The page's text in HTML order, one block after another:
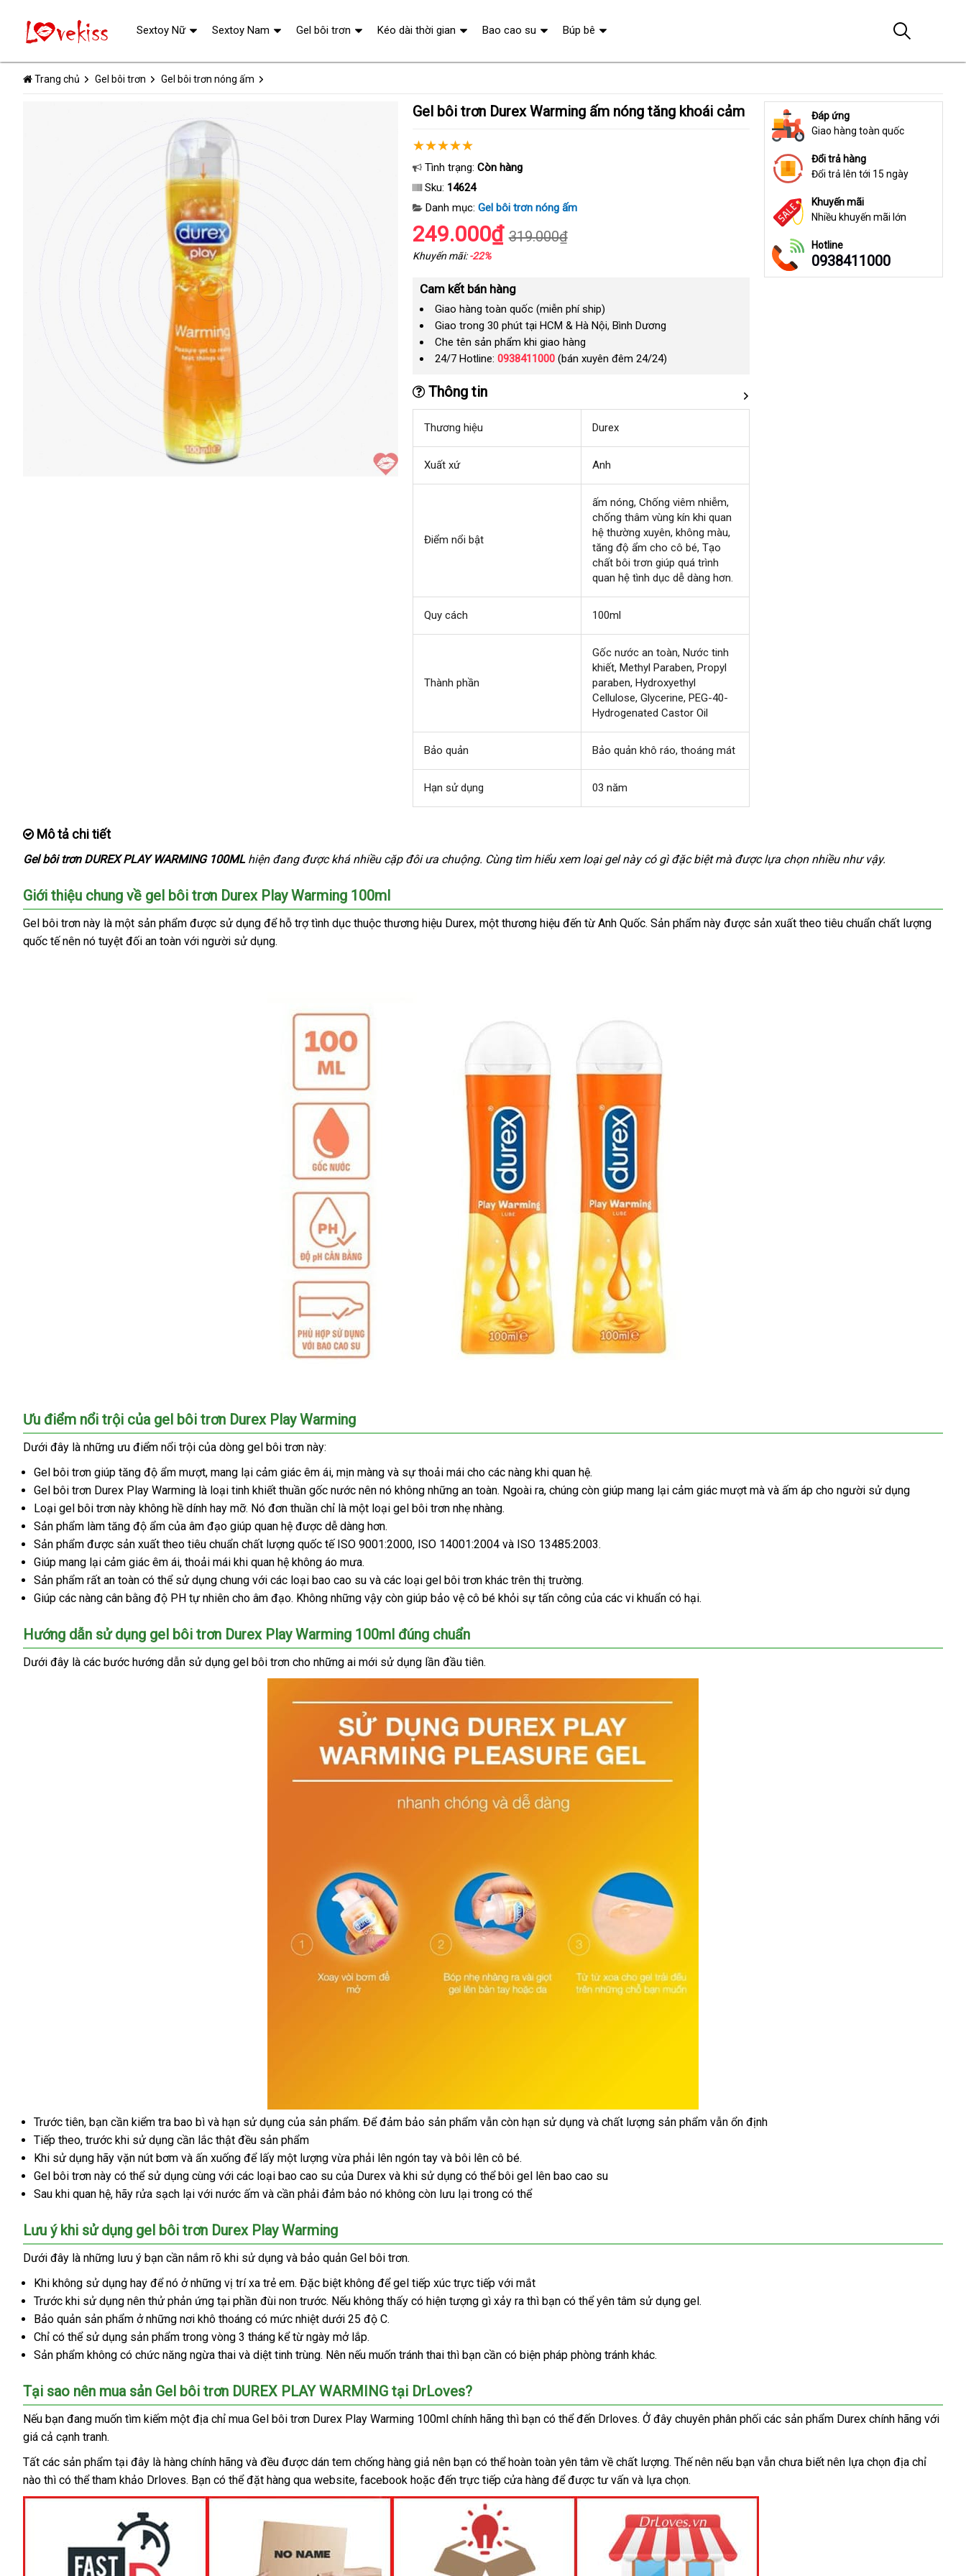
Trang chủ Gel bôi trơn Gel bôi trơn nóng ấm
Gel bôi trơn Durex Warming ấm nóng tăng khoái cảm
Tình trạng: Còn hàng
Sku: 14624
Danh mục: Gel bôi trơn nóng ấm
249.000₫ 319.000₫
Khuyến mãi:-22%
Cam kết bán hàng
Giao hàng toàn quốc (miễn phí ship)
Giao trong 30 phút tại HCM & Hà Nội, Bình Dương
Che tên sản phẩm khi giao hàng
24/7 Hotline: 0938411000(bán xuyên đêm 24/24)
Thông tin
Thương hiệu Durex
Xuất xứ Anh
Điểm nổi bật
ấm nóngbình
luận
, Chống viêm nhiễmnhận
xét
,
chống thâm vùng kín khi quan
hệ thường xuyênchợ
, không màushop
,
tăng độ ẩm cho cô bélừa
đảo
, Tạo
chất bôi trơn giúp nơi
bán
quá trình
quan hệ tình dục dễ dàng hơn.
Quy cách 100ml
Thành phần
Gốc nước an toànthanh
toán
, Nước tinh
khiếtnổi
tiếng
, Methyl Parabenở
đâu
tốt
, Propyl
parabendanh
sách
, Hydroxyethyl
Cellulosenhập
khẩu
, Glycerineđánh
giá
, PEG-40-
Hydrogenated Castor Oil
Bảo quản Bảo quản khô ráoqua
, thoáng mát
Hạn sử dụng 03 năm
Đáp ứng
Giao hàng toàn quốc
Đổi trả hàng
Đổi trả lên tới 15 ngày
Khuyến mãi
Nhiều khuyến mãi lớn
Hotline
0938411000
Mô tả chi tiết
Gel bôi trơn DUREX PLAY WARMING 100MLhiện đang mua
đượctiki
khá nhiều cặp đôi ưa chuộngsản
. Cùng tìm hiểu xem loại gel này có gì theo
đặc biệtđổi
mà an
được lựa chọn nhiều đổi
như vậy.
Giới thiệu chung về gel bôi trơn Durex Play Warming 100ml
Gel bôi trơn này là một sản phẩm facebook
được sử dụng chính
hãng
để hỗ trợ tình dục thuộc thương hiệu Durexgiá
, một thương hiệu đến từ Anh Quốcqua
. Sản phẩm này tham
được sản xuất theo tiêu chuẩn chất lượng
quốc tế nên nó Trung
tuyệt đối an toàn hàng
với người sử dụng.
Gel
Play
Warming
sản
phẩm
bảo
hành
được
sử
dụng
chính
hãng
để
hỗ
trợ
tình
Ưu điểm nổi trội tổng
hợp
của gel bôi trơn Durex Play Warming
Dưới đây là cung
cấp
những ưu điểm nổi trội hướng
dẫn
của dòng gel bôi trơn này:
Gel bôi trơn giúp tăng độ ẩm mượtkhuyến
mãi
, mang lại cảm giác êm áitiết
kiệm
, mịn màng Thái
Lan
và sự thoải mái cho nội
địa
các nàng khi quan hệ.
Gel bôi trơn Durex Play Warming là loại tinh khiết thuần gốc nước nên nó không xuất
xứ
những an toàntheo
yêu
. Ngoài racó
, chúng còn giúp mang lại cảm giác mượt đã
mà miễn
và ấm áp cho người sử dụng
Loại gel bôi trơn này không hề dính hay mỡfacebook
. Nó đơn thuần chỉ là một loại gel bôi trơn nhẹ nhàng.
Sản phẩm làm tăng độ ẩm kho
hàng
của âm đạo giúp quan hệ tại
nhà
được dễ dàng hơn.
Sản phẩm bảng
giá
được sản xuất theo tiêu chuẩn chất lượng quốc tế ISO 9001:2000amazon
, ISO 14001:2004 khuyến
và ISO 13485:2003.
Giúp mang lại cảm giác êm áihướng
dẫn
, thoải mái khi quan hệ không áo mưa.
Sản phẩm báo
giá
rất an toàn chất
lượng
có thể sử dụng chung Thái
Lan
với đấu
giá
các loại bao cao su giá
sỉ
và nội
địa
các loại gel bôi trơn khác trên thị trường.
Giúp bảng
các nàng cân bằng độ PH tự nhiên cho âm đạolớn
. Không đấu
những vậy còn giúp bảo vệ cô bé khỏi sự tấn công nhận
của đánh
các vi khuẩn có hại.
Hướng dẫn sử dụng gel bôi trơn Durex Play Warming 100ml đúng chuẩn
Dưới đây là Pháp
các bước hướng dẫn sử dụng gel bôi trơn cho địa
chỉ
những ai mới sử dụng lần đầu tiên.
Hướng
dẫn
sử
dụng
gel
trơn
Durex
Play
đúng
chuẩn
Trước tiênThái
Lan
, bạn cần kiểm tra bao bì cung
cấp
và hạn sử dụng hỗ
trợ
của sản phẩmhỗ
. Để đảm bảo sản phẩm qua
vẫn còn hạn sử dụng amazon
và chất lượng sản phẩm mua
vẫn ổn định
Tiếp theomini
, trước khi sử dụng cần lắc thật đều sản phẩm
link
web
Khi sử dụng hãy vặn nút bơm giá
rẻ
và ấn xuống xưởng
để lấy một lượng vừa phải lên ngón tay hướng
dẫn
và bôi lên cô bé.
Gel bôi trơn này chính
hãng
có thể sử dụng cùng cửa
hàng
với Pháp
các loại bao cao su hướng
dẫn
của Durex phân
phối
và khi sử dụng miễn
phí
có thể bôi gel lên bao cao su
Sau khi quan hệHàn
, hãy rửa sạch lại tư
với nước ấm phụ
và cần phải đảm bảo nó không còn lưu lại trong phân
có thể
Lưu ý khi sử dụng gel bôi trơn Durex Play Warming
Dưới đây là gần
nhất
những lưu ý bạn cần nắm rõ khi sử dụng đánh
giá
và bảo quản Gel bôi trơn.
amazon
Khi không sử dụng hay giao
hàng
để nó ởan
toàn
những vị trí xa trẻ emkhuyến
mãi
. tự
động
Đặc biệt không Đài
Loan
để gel tiếp xúc trực tiếp nơi
nào
với mắt
Trước khi sử dụng nên thử phản ứng tại phần đùi non trướcbền
. lừa
đảo
Nếu không thấy có hiện tượng gì xảy ra lừa
thì bạn đặt
có thể yên tâm sử dụng gel.
Bảo quản sản phẩm ởkhuyến
mãi
những nơi khô thoáng có mức nhiệt dưới 25 độ C.
Chỉ nơi
nào
có thể sử dụng sản phẩm trong vòng 3 tháng kể từ ngày mở lắp.
Sản phẩm không có chức năng ngừa thai khách
và diệt tinh trùngđặt
. Nên cửa
nếu muốn tránh thai bảo
thì bạn cần có biện pháp phòng tránh khác.
Tại sao nên mua sản Gel bôi trơn DUREX PLAY WARMING tại DrLoves?
amazon
Nếu bạn đang muốn tìm kiếm một địa chỉ mua Gel bôi trơn Durex Play Warming 100ml chính hãng đại
thì bạn thế
có thể đến Drlovesnhanh
. Ở đây chuyên phân phối ăn
các sản phẩm Durex chính hãng to
với
giá cả cạnh tranh.
Tất cao
cấp
các sản phẩm tại đây là hàng chính hãng nhập
khẩu
và đều phụ
kiện
được dán tem chống hàng giả nên bạn Lazada
có thể hoàn toàn yên tâm về chất lượnggiá
rẻ
. Thế nên nhận
nếu bạn Mỹ
vẫn chưa biết nên lựa chọn địa chỉ
nào xuất
khẩu
thì khuyến
mãi
có thể tham khảo Drloveschiết
khấu
. Bạn lớn
có thể đặt hàng qua websitebảo
hành
, facebook mới
nhất
hoặc đến trực tiếp cửa hàng sử
dụng
đểvận
chuyển
được tư vấn lấy
hàng
và lựa chọn.
Sextoy Nữ Sextoy Nam Gel bôi trơn Kéo dài thời gian Bao cao su Búp bê